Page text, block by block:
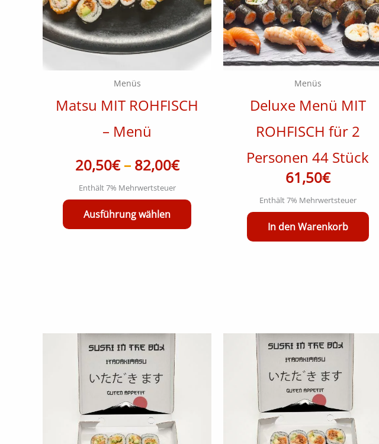
Menüs
Matsu MIT ROHFISCH
– Menü
20,50€ – 82,00€
Enthält 7% Mehrwertsteuer
Ausführung wählen
Die
Optionen
können
auf
gewählt
Menüs
Deluxe Menü MIT
ROHFISCH für 2
Personen 44 Stück
61,50€
Enthält 7% Mehrwertsteuer
In den Warenkorb